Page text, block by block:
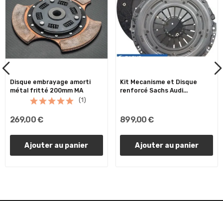
Disque embrayage amorti
métal fritté 200mm MA
(1)
269,00 €
Ajouter au panier
Kit Mecanisme et Disque
renforcé Sachs Audi...
899,00 €
Ajouter au panier